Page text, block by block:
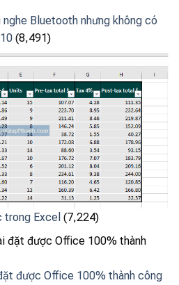
Bluetooth nhưng không có
(8,491)
trong Excel (7,224)
được Office 100% thành công